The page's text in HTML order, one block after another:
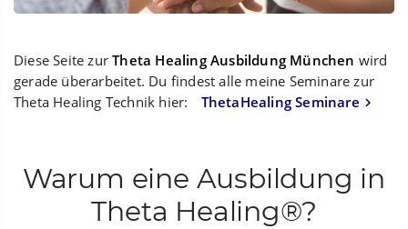
Diese Seite zurTheta Healing Ausbildung München wird
gerade überarbeitet. Du findest alle meine Seminare zur
Theta Healing Technik hier:
ThetaHealing Seminare
Warum eine Ausbildung in
Theta Healing®?